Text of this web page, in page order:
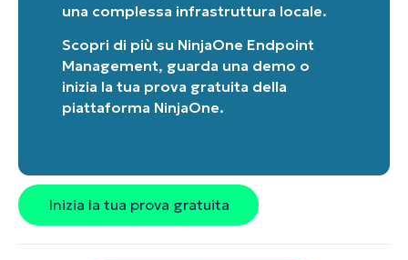
una complessa infrastruttura locale.
Scopri di più su NinjaOne Endpoint
Management, guarda una demo o
inizia la tua prova gratuita della
piattaforma NinjaOne.
Inizia la tua prova gratuita